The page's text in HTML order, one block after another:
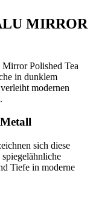
MIRROR
Polished Tea
in dunklem
modernen
sich diese
Tiefe in moderne